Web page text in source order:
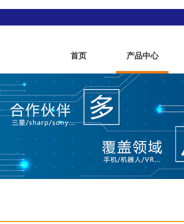
首页 产品中心